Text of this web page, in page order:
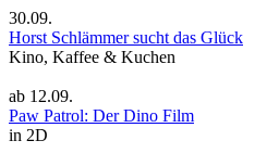
30.09.
Horst Schlämmer sucht das Glück
Kino, Kaffee & Kuchen
ab 12.09.
Paw Patrol: Der Dino Film
in 2D